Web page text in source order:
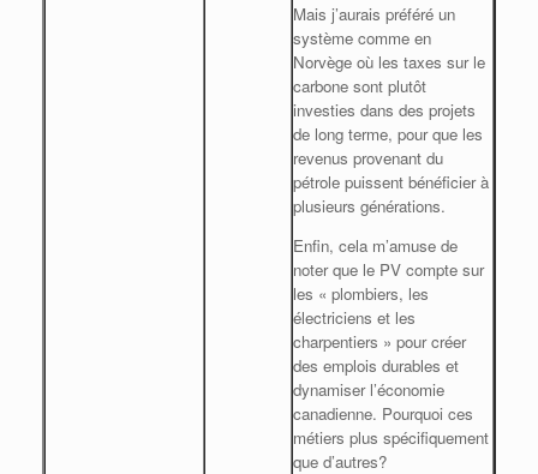
Mais j’aurais préféré un
système comme en
Norvège où les taxes sur le
carbone sont plutôt
investies dans des projets
de long terme, pour que les
revenus provenant du
pétrole puissent bénéficier à
plusieurs générations.
Enfin, cela m’amuse de
noter que le PV compte sur
les « plombiers, les
électriciens et les
charpentiers » pour créer
des emplois durables et
dynamiser l’économie
canadienne. Pourquoi ces
métiers plus spécifiquement
que d’autres?